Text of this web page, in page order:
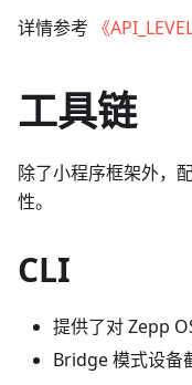
详情参考 《
工具链
除了小程序框架外，
性。
CLI
提供了对 Zepp
Bridge 模式设备